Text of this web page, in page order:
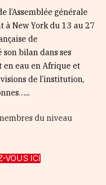
l’Assemblée générale
à New York du 13 au 27
de
bilan dans ses
en eau en Afrique et
de l’institution,
du niveau
VOUS ICI